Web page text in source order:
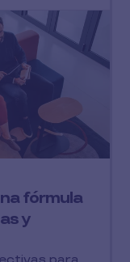
fórmula
y